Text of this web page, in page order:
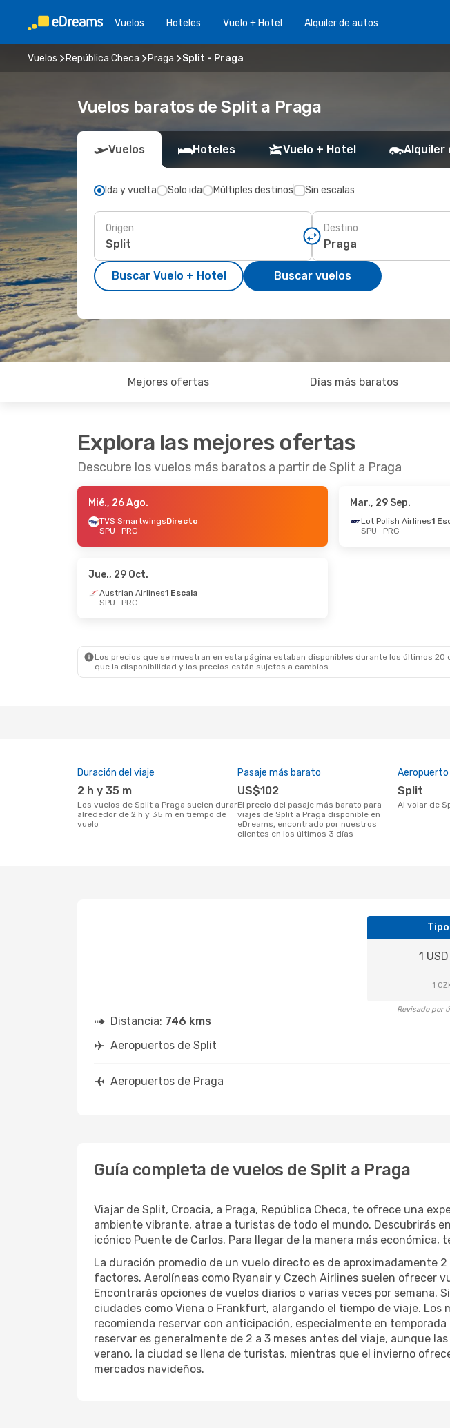
Vuelos Hoteles Vuelo + Hotel Alquiler de autos
Vuelos República Checa Praga Split - Praga
Vuelos baratos de Split a Praga
Vuelos Hoteles Vuelo + Hotel Alquiler
Ida y vuelta Solo ida Múltiples destinos Sin escalas
Origen Destino
Buscar Vuelo + Hotel Buscar vuelos
Mejores ofertas Días más baratos
Explora las mejores ofertas
Descubre los vuelos más baratos a partir de Split a Praga
Mié., 26 Ago.
TVS SmartwingsDirecto
SPU- PRG
Mar., 29 Sep.
Lot Polish Airlines1
SPU- PRG
Jue., 29 Oct.
Austrian Airlines1 Escala
SPU- PRG
Los precios que se muestran en esta página estaban disponibles durante los últimos
que la disponibilidad y los precios están sujetos a cambios.
Duración del viaje
2 h y 35 m
Los vuelos de Split a Praga suelen durar
alrededor de 2 h y 35 m en tiempo de
vuelo
Pasaje más barato
US$102
El precio del pasaje más barato para
viajes de Split a Praga disponible en
eDreams, encontrado por nuestros
clientes en los últimos 3 días
Aeropuerto
Split
Al volar de
1
1
Revisado por
Distancia: 746 kms
Aeropuertos de Split
Aeropuertos de Praga
Guía completa de vuelos de Split a Praga
Viajar de Split, Croacia, a Praga, República Checa, te ofrece una
ambiente vibrante, atrae a turistas de todo el mundo. Descubrirás
icónico Puente de Carlos. Para llegar de la manera más
La duración promedio de un vuelo directo es de aproximadamente
factores. Aerolíneas como Ryanair y Czech Airlines suelen ofrecer
Encontrarás opciones de vuelos diarios o varias veces por
ciudades como Viena o Frankfurt, alargando el tiempo de viaje. Los
recomienda reservar con anticipación, especialmente en
reservar es generalmente de 2 a 3 meses antes del viaje, aunque
verano, la ciudad se llena de turistas, mientras que el invierno
mercados navideños.